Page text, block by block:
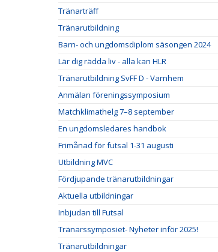
Tränarträff
Tränarutbildning
Barn- och ungdomsdiplom säsongen 2024
Lär dig rädda liv - alla kan HLR
Tränarutbildning SvFF D - Varnhem
Anmälan föreningssymposium
Matchklimathelg 7–8 september
En ungdomsledares handbok
Frimånad för futsal 1-31 augusti
Utbildning MVC
Fördjupande tränarutbildningar
Aktuella utbildningar
Inbjudan till Futsal
Tränarssymposiet- Nyheter inför 2025!
Tränarutbildningar